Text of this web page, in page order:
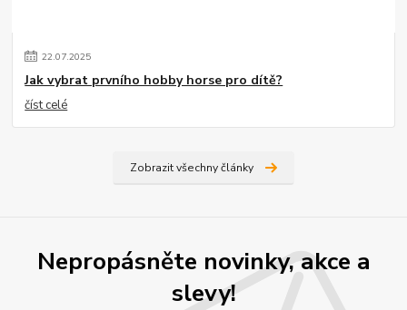
22.07.2025
Jak vybrat prvního hobby horse pro dítě?
číst celé
Zobrazit všechny články
Nepropásněte novinky, akce a
slevy!